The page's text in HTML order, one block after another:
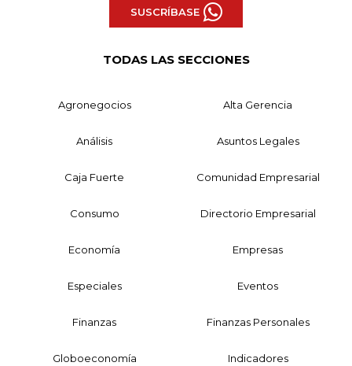
SUSCRÍBASE
TODAS LAS SECCIONES
Agronegocios Alta Gerencia
Análisis Asuntos Legales
Caja Fuerte Comunidad Empresarial
Consumo Directorio Empresarial
Economía Empresas
Especiales Eventos
Finanzas Finanzas Personales
Globoeconomía Indicadores